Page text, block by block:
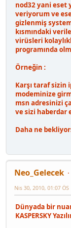
nod32 yani eset
veriyorum ve
gizlenmiş
kısmındaki
virüsleri
programında
Örneğin :
Karşı taraf sizin
modeminize
msn adresinizi
ve sizi haberdar
Daha ne
Neo_Gelecek
Nis 30, 2010, 01:07 ÖS
Dünyada bir
KASPERSKY